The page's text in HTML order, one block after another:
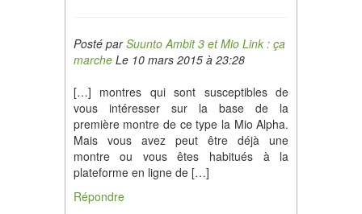
Posté parSuunto Ambit 3 et Mio Link : ça
marcheLe 10 mars 2015 à 23:28
[…] montres qui sont susceptibles de
vous intéresser sur la base de la
première montre de ce type la Mio Alpha.
Mais vous avez peut être déjà une
montre ou vous êtes habitués à la
plateforme en ligne de […]
Répondre